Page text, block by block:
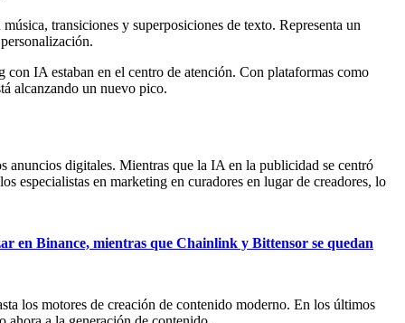
transiciones y superposiciones de texto. Representa un
IA estaban en el centro de atención. Con plataformas como
alcanzando un nuevo pico.
anuncios digitales. Mientras que la IA en la publicidad se centró
especialistas en marketing en curadores en lugar de creadores, lo
en Binance, mientras que Chainlink y Bittensor se quedan
los motores de creación de contenido moderno. En los últimos